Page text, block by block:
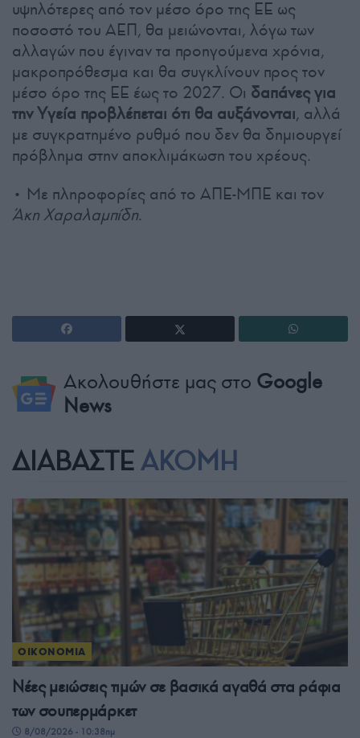
υψηλότερες από τον μέσο όρο της ΕΕ ως
ποσοστό του ΑΕΠ, θα μειώνονται, λόγω των
αλλαγών που έγιναν τα προηγούμενα χρόνια,
μακροπρόθεσμα και θα συγκλίνουν προς τον
μέσο όρο της ΕΕ έως το 2027. Οι δαπάνες για
την Υγεία προβλέπεται ότι θα αυξάνονται, αλλά
με συγκρατημένο ρυθμό που δεν θα δημιουργεί
πρόβλημα στην αποκλιμάκωση του χρέους.
• Με πληροφορίες από το ΑΠΕ-ΜΠΕ και τον
Άκη Χαραλαμπίδη.
Ακολουθήστε μας στο Google
News
ΔΙΑΒΑΣΤΕ ΑΚΟΜΗ
ΟΙΚΟΝΟΜΙΑ
Νέες μειώσεις τιμών σε βασικά αγαθά στα ράφια
των σουπερμάρκετ
8/08/2026 - 10:38πμ